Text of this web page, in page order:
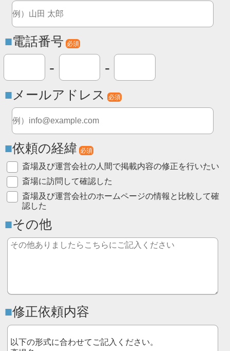
電話番号 必須
- -
メールアドレス 必須
依頼の経緯 必須
斎場及び運営会社の人間で掲載内容の修正を行いたい
斎場に訪問して確認した
斎場及び運営会社のホームページの情報と比較して確
認した
その他
修正依頼内容